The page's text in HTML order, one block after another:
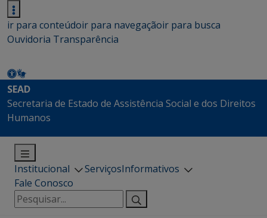
ir para conteúdoir para navegaçãoir para busca
Ouvidoria Transparência
SEAD
Secretaria de Estado de Assistência Social e dos Direitos
Humanos
Institucional ServiçosInformativos
Fale Conosco
Pesquisar
por: